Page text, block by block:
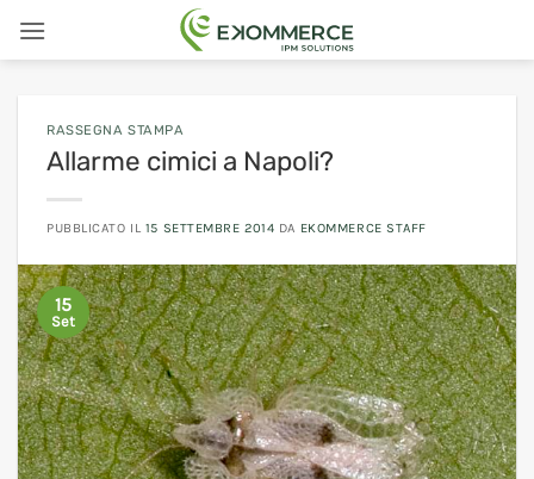
RASSEGNA STAMPA
Allarme cimici a Napoli?
PUBBLICATO IL 15 SETTEMBRE 2014 DA EKOMMERCE STAFF
15
Set